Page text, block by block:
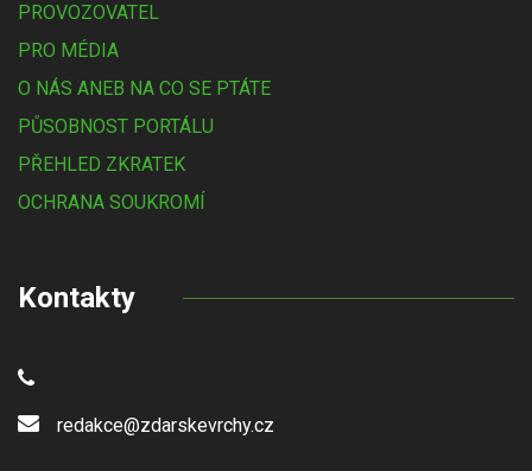
PROVOZOVATEL
PRO MÉDIA
O NÁS ANEB NA CO SE PTÁTE
PŮSOBNOST PORTÁLU
PŘEHLED ZKRATEK
OCHRANA SOUKROMÍ
Kontakty
redakce@zdarskevrchy.cz